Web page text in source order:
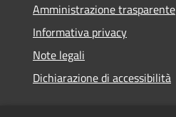
Amministrazione trasparente
Informativa privacy
Note legali
Dichiarazione di accessibilità